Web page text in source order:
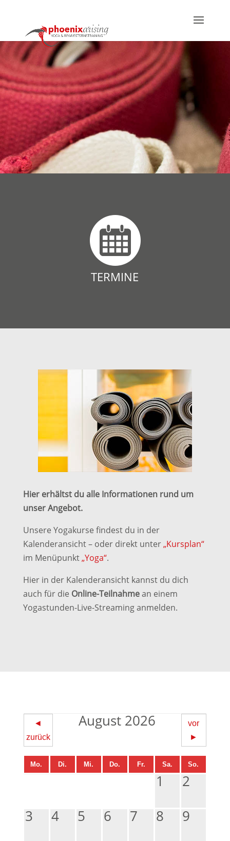
TERMINE
Hier erhältst du alle Informationen rund um
unser Angebot.
Unsere Yogakurse findest du in der
Kalenderansicht – oder direkt unter„Kursplan“
im Menüpunkt„Yoga“.
Hier in der Kalenderansicht kannst du dich
auch für die Online-Teilnahmean einem
Yogastunden-Live-Streaming anmelden.
◄
zurück
August 2026
vor
►
Mo. Di. Mi. Do. Fr. Sa. So.
1
2
3
4 5 6 7 8
9